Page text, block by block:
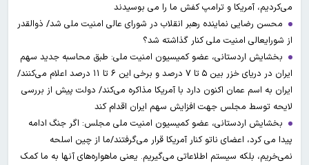
می‌کردیم، آمریکا و ترامپ کفش ما را می بوسیدند
محسن رضایی نماینده رهبر انقلاب در شورای عالی امنیت ملی شد/ ذوالقدر
از شورایعالی امنیت ملی کنار گذاشته شد؟
بخشایش اردستانی، عضو کمیسیون امنیت ملی: طبق محاسبه جدید سهم
ایران در دریای خزر بین ۵ تا ۷ درصد و برخی این ۶ تا ۱۱ درصد اعلام می‌کنند/
ایران به اسم عمان اکنون دارد با آمریکا مذاکره می‌کند/ دولت پیش از بررسی
لایحه توسط مجلس جهت افزایش سهم ایران اقدام کند
بخشایش اردستانی، عضو کمیسیون امنیت ملی مجلس: اگر جنگ ادامه
پیدا می کرد، اعضای ناتو کنار آمریکا قرار می‌گرفتند/ما از چین اسلحه
نمی‌خریم، بلکه سیستم اطلاعاتی می‌گیریم. یعنی ماهواره‌های آنها به ما کمک